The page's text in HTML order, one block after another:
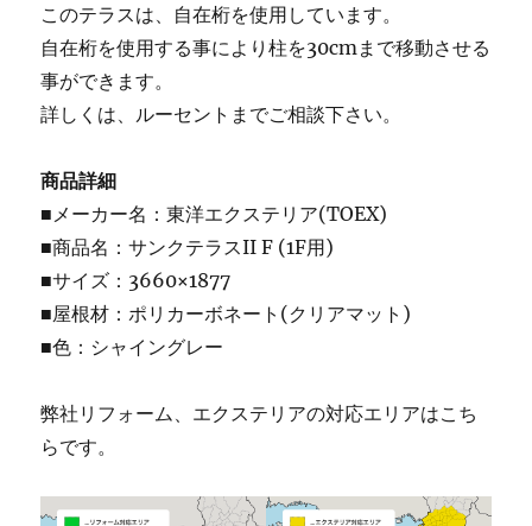
このテラスは、自在桁を使用しています。
自在桁を使用する事により柱を30cmまで移動させる
事ができます。
詳しくは、ルーセントまでご相談下さい。
商品詳細
■メーカー名：東洋エクステリア(TOEX)
■商品名：サンクテラスII F (1F用)
■サイズ：3660×1877
■屋根材：ポリカーボネート(クリアマット)
■色：シャイングレー
弊社リフォーム、エクステリアの対応エリアはこち
らです。